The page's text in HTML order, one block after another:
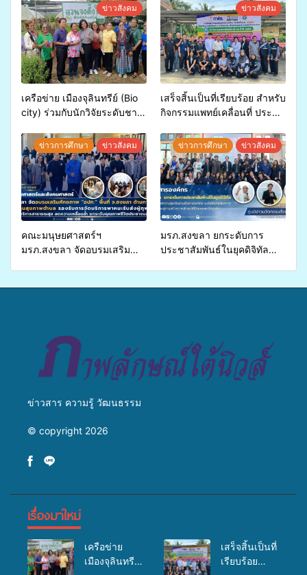
ข่าวสังคม
เครือข่าย เมืองจุลินทรีย์ (Bio
city) ร่วมกับนักวิจัยระดับชาติ
ประโยชน์จากสาหร่ายและ
เห็ดไมคอร์ไรซาสำหรับปลูกไม้
มีค่า-พืชเศรษฐกิจ”
ข่าวสังคม
เสร็จสิ้นเป็นที่เรียบร้อย สำหรับ
กิจกรรมแพทย์เคลื่อนที่ ประจำ
สุขภาพแก่ประชาชนในพื้นที่
อำเภอจะนะ
ข่าวการศึกษา ข่าวสังคม
คณะมนุษยศาสตร์ฯ
มรภ.สงขลา จัดอบรมเสริม
เหลื่อมล้ำ ยกระดับคุณภาพ
ชีวิตประชาชนอย่างยั่งยืน
ข่าวการศึกษา ข่าวสังคม
มรภ.สงขลา ยกระดับการ
ประชาสัมพันธ์ในยุคดิจิทัล
ข่าวสาร ความรู้ วัฒนธรรม
© copyright 2026
เรื่องมาใหม่
เครือข่าย
เมืองจุลินทรีย์
เสร็จสิ้นเป็นที่
เรียบร้อย